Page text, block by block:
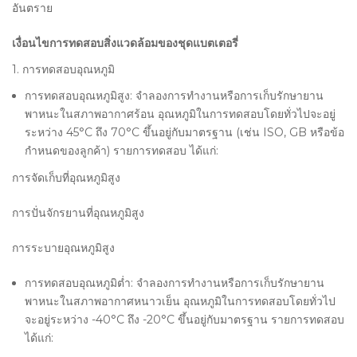
อันตราย
เงื่อนไขการทดสอบสิ่งแวดล้อมของชุดแบตเตอรี่
1. การทดสอบอุณหภูมิ
การทดสอบอุณหภูมิสูง: จำลองการทำงานหรือการเก็บรักษายาน
พาหนะในสภาพอากาศร้อน อุณหภูมิในการทดสอบโดยทั่วไปจะอยู่
ระหว่าง 45°C ถึง 70°C ขึ้นอยู่กับมาตรฐาน (เช่น ISO, GB หรือข้อ
กำหนดของลูกค้า) รายการทดสอบ ได้แก่:
การจัดเก็บที่อุณหภูมิสูง
การปั่นจักรยานที่อุณหภูมิสูง
การระบายอุณหภูมิสูง
การทดสอบอุณหภูมิต่ำ: จำลองการทำงานหรือการเก็บรักษายาน
พาหนะในสภาพอากาศหนาวเย็น อุณหภูมิในการทดสอบโดยทั่วไป
จะอยู่ระหว่าง -40°C ถึง -20°C ขึ้นอยู่กับมาตรฐาน รายการทดสอบ
ได้แก่: